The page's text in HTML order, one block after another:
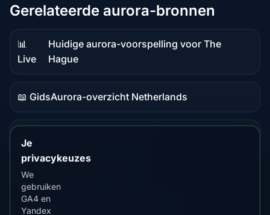
Gerelateerde aurora-bronnen
📊
Live
Live
data
Huidige aurora-voorspelling voor The
Hague
📖 Gids
Gidsinhoud
Aurora-overzicht Netherlands
Gidsinhoud
📖 Gids
Gidsinhoud
⭐ Premium
Je
privacykeuzes
We
gebruiken
GA4 en
Yandex